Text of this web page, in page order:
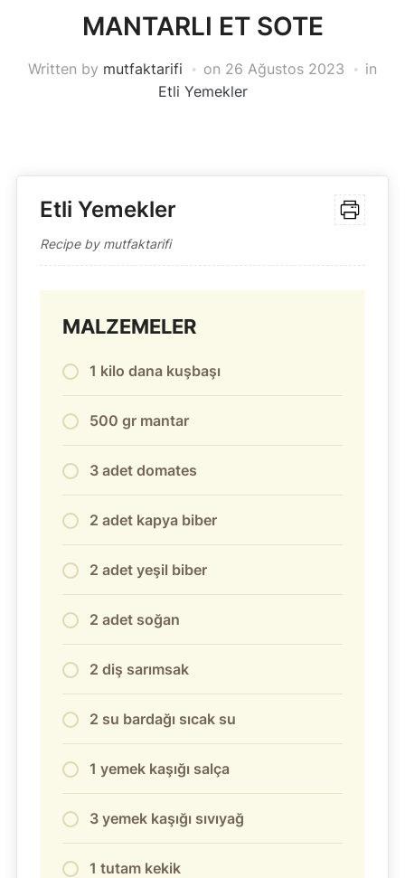
MANTARLI ET SOTE
Written by mutfaktarifi on 26 Ağustos 2023
in
Etli Yemekler
Etli Yemekler
Recipe by mutfaktarifi
MALZEMELER
1 kilo dana kuşbaşı
500 gr mantar
3 adet domates
2 adet kapya biber
2 adet yeşil biber
2 adet soğan
2 diş sarımsak
2 su bardağı sıcak su
1 yemek kaşığı salça
3 yemek kaşığı sıvıyağ
1 tutam kekik